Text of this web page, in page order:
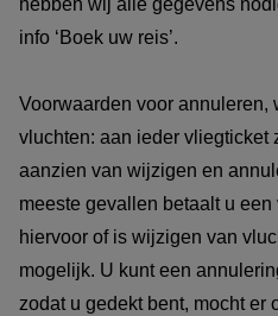
info ‘Boek uw reis’.
Voorwaarden voor annuleren,
vluchten: aan ieder vliegticket
aanzien van wijzigen en
meeste gevallen betaalt u
hiervoor of is wijzigen van
mogelijk. U kunt een
zodat u gedekt bent, mocht er